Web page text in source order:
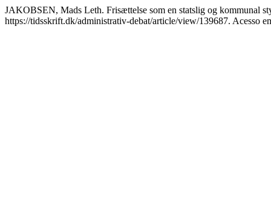
JAKOBSEN, Mads Leth. Frisættelse som en statslig og kommunal
https://tidsskrift.dk/administrativ-debat/article/view/139687. Acesso